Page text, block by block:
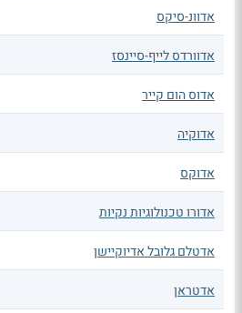
אדוונ-סיקס
אדוורדס לייף-סיינסז
אדוס הום קייר
אדוקיה
אדוקס
אדורו טכנולוגיות נקיות
אדטלם גלובל אדיוקיישן
אדטראן